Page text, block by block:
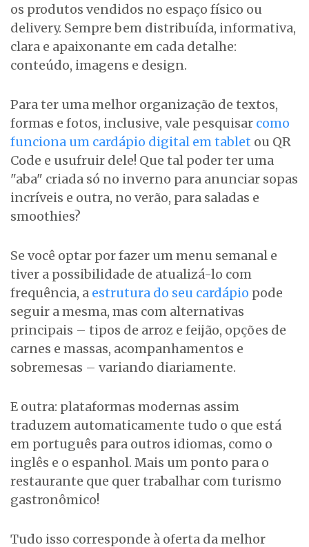
os produtos vendidos no espaço físico ou
delivery. Sempre bem distribuída, informativa,
clara e apaixonante em cada detalhe:
conteúdo, imagens e design.
Para ter uma melhor organização de textos,
formas e fotos, inclusive, vale pesquisar como
funciona um cardápio digital em tablet ou QR
Code e usufruir dele! Que tal poder ter uma
"aba" criada só no inverno para anunciar sopas
incríveis e outra, no verão, para saladas e
smoothies?
Se você optar por fazer um menu semanal e
tiver a possibilidade de atualizá-lo com
frequência, a estrutura do seu cardápio pode
seguir a mesma, mas com alternativas
principais – tipos de arroz e feijão, opções de
carnes e massas, acompanhamentos e
sobremesas – variando diariamente.
E outra: plataformas modernas assim
traduzem automaticamente tudo o que está
em português para outros idiomas, como o
inglês e o espanhol. Mais um ponto para o
restaurante que quer trabalhar com turismo
gastronômico!
Tudo isso corresponde à oferta da melhor